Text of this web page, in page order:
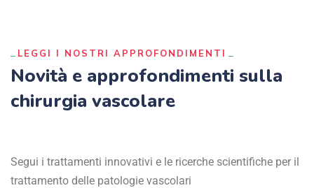
LEGGI I NOSTRI APPROFONDIMENTI
Novità e approfondimenti sulla
chirurgia vascolare
Segui i trattamenti innovativi e le ricerche scientifiche per il
trattamento delle patologie vascolari